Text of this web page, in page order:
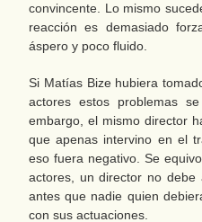
convincente. Lo mismo
reacción es demasiado
áspero y poco fluido.
Si Matías Bize hubiera
actores estos problemas
embargo, el mismo director
que apenas intervino en el
eso fuera negativo. Se
actores, un director no debe
antes que nadie quien
con sus actuaciones.